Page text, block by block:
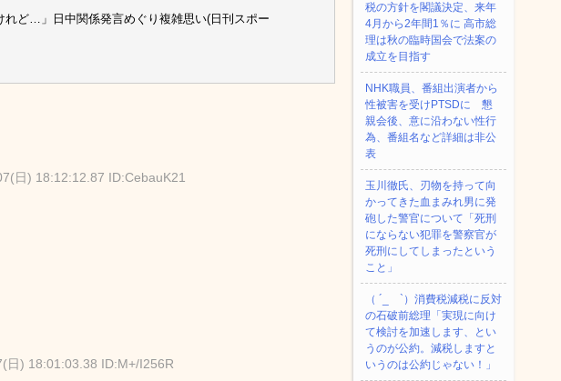
ど…」日中関係発言めぐり複雑思い(日刊スポー
日) 18:12:12.87 ID:CebauK21
日) 18:01:03.38 ID:M+/I256R
税の方針を閣議決定、来年
4月から2年間1％に 高市総
理は秋の臨時国会で法案の
成立を目指す
NHK職員、番組出演者から
性被害を受けPTSDに 懇
親会後、意に沿わない性行
為、番組名など詳細は非公
表
玉川徹氏、刃物を持って向
かってきた血まみれ男に発
砲した警官について「死刑
にならない犯罪を警察官が
死刑にしてしまったという
こと」
（ ´_ゝ`）消費税減税に反対
の石破前総理「実現に向け
て検討を加速します、とい
うのが公約。減税しますと
いうのは公約じゃない！」